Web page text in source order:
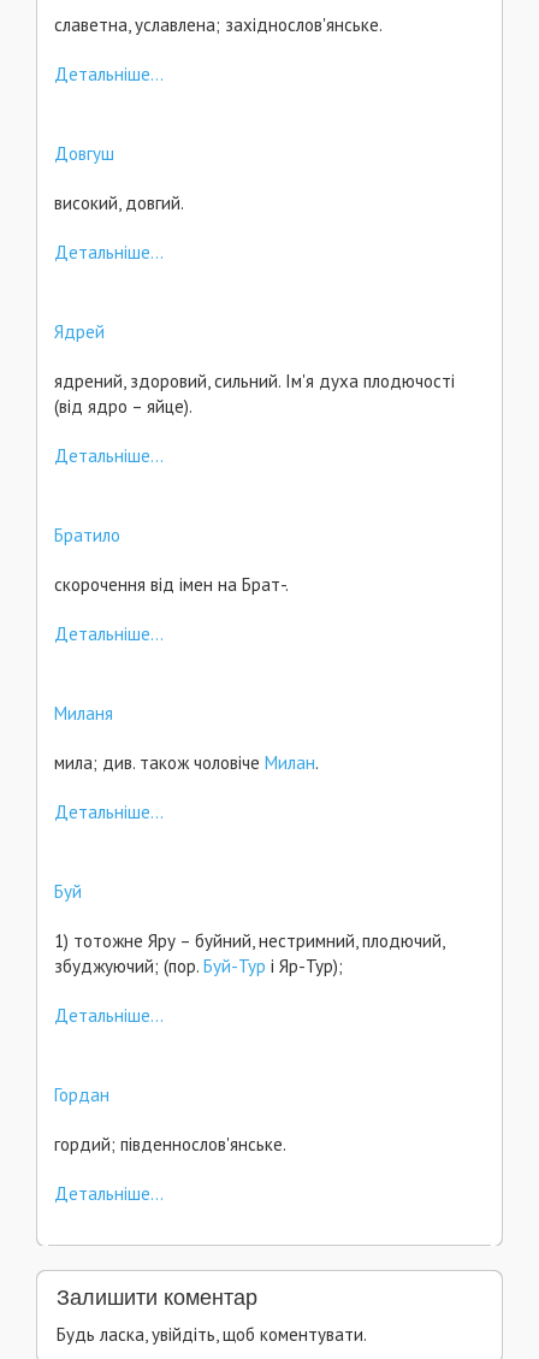
славетна, уславлена; західнослов'янське.
Детальніше...
Довгуш
високий, довгий.
Детальніше...
Ядрей
ядрений, здоровий, сильний. Ім'я духа плодючості
(від ядро – яйце).
Детальніше...
Братило
скорочення від імен на Брат-.
Детальніше...
Миланя
мила; див. також чоловіче Милан.
Детальніше...
Буй
1) тотожне Яру – буйний, нестримний, плодючий,
збуджуючий; (пор. Буй-Тур і Яр-Тур);
Детальніше...
Гордан
гордий; південнослов'янське.
Детальніше...
Залишити коментар
Будь ласка, увійдіть, щоб коментувати.